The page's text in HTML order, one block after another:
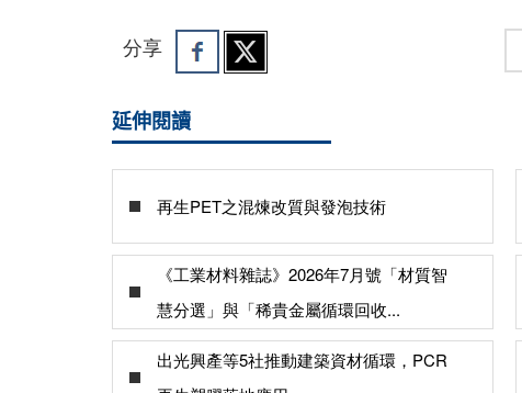
分享
延伸閱讀
再生PET之混煉改質與發泡技術
《工業材料雜誌》2026年7月號「材質智
慧分選」與「稀貴金屬循環回收...
出光興產等5社推動建築資材循環，PCR